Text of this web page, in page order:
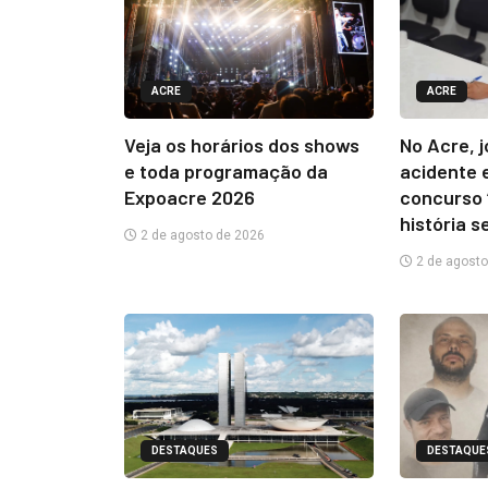
ACRE
Veja os horários dos shows
e toda programação da
Expoacre 2026
2 de agosto de 2026
ACRE
No Acre,
acidente
concurso
história
2 de
DESTAQUES